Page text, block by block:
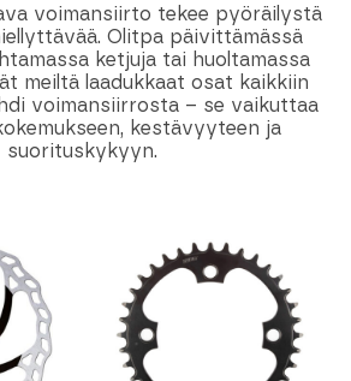
voimansiirto tekee pyöräilystä
Olitpa päivittämässä
ketjuja tai huoltamassa
meiltä laadukkaat osat kaikkiin
voimansiirrosta – se vaikuttaa
kestävyyteen ja
suorituskykyyn.